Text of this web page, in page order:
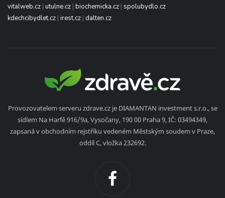
vitalweb.cz | utulne.cz | biochemicka.cz | spolubydlo.cz
kdechcibydlet.cz | irest.cz | dalten.cz
Provozovatelem serveru zdrave.cz je DIAMANTAN investment s.r.o., se
sídlem Na Harfě 916/9a, Vysočany, 190 00 Praha 9, IČ: 03494349,
zapsaná v obchodním rejstříku vedeném Městským soudem v Praze,
oddíl C, vložka 232692.